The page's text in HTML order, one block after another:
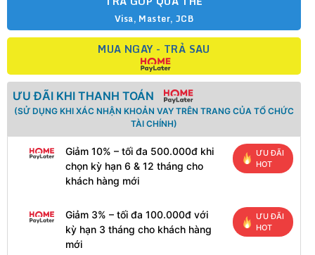
Visa, Master, JCB
MUA NGAY - TRẢ SAU
ƯU ĐÃI KHI THANH TOÁN
(SỬ DỤNG KHI XÁC NHẬN KHOẢN VAY TRÊN TRANG CỦA TỔ CHỨC
TÀI CHÍNH)
Giảm 10% – tối đa 500.000đ khi
chọn kỳ hạn 6 & 12 tháng cho
khách hàng mới
ƯU ĐÃI
HOT
Giảm 3% – tối đa 100.000đ với
kỳ hạn 3 tháng cho khách hàng
mới
ƯU ĐÃI
HOT